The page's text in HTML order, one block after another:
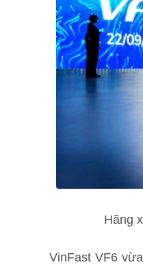
Hãng
VinFast VF6